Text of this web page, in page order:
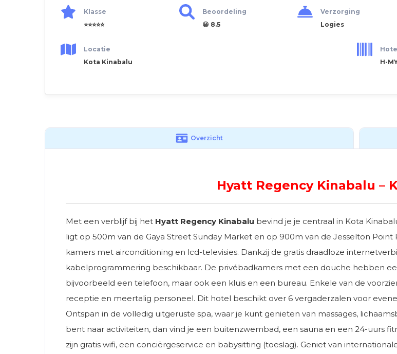
Klasse
⭐⭐⭐⭐⭐
Beoordeling
😀 8.5
Verzorging
Logies
Locatie
Kota Kinabalu
H-
Overzicht
Hyatt Regency Kinabalu –
Met een verblijf bij het Hyatt Regency Kinabalu bevind je je centraal in Kota
ligt op 500m van de Gaya Street Sunday Market en op 900m van de Jesselton
kamers met airconditioning en lcd-televisies. Dankzij de gratis draadloze
kabelprogrammering beschikbaar. De privébadkamers met een douche hebben
bijvoorbeeld een telefoon, maar ook een kluis en een bureau. Enkele van de
receptie en meertalig personeel. Dit hotel beschikt over 6 vergaderzalen voor
Ontspan in de volledig uitgeruste spa, waar je kunt genieten van massages,
bent naar activiteiten, dan vind je een buitenzwembad, een sauna en een 24-uurs
zijn gratis wifi, een conciërgeservice en babysitting (toeslag). Geniet van